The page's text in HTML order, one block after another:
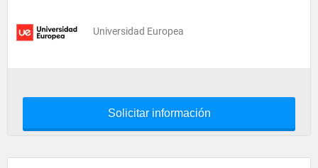
Universidad Europea
Solicitar información